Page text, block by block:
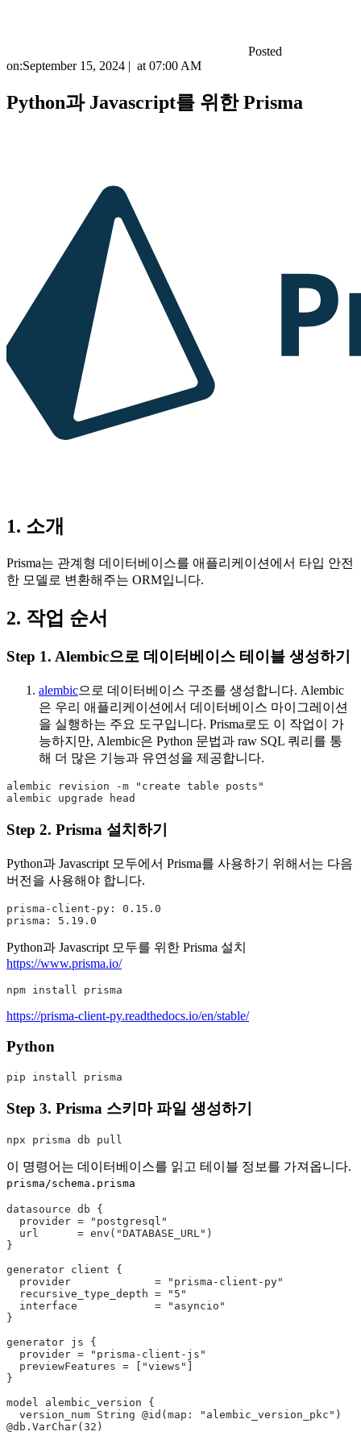
Posted
on:September 15, 2024 | at 07:00 AM
Python과 Javascript를 위한 Prisma
1. 소개
Prisma는 관계형 데이터베이스를 애플리케이션에서 타입 안전
한 모델로 변환해주는 ORM입니다.
2. 작업 순서
Step 1. Alembic으로 데이터베이스 테이블 생성하기
alembic으로 데이터베이스 구조를 생성합니다. Alembic
은 우리 애플리케이션에서 데이터베이스 마이그레이션
을 실행하는 주요 도구입니다. Prisma로도 이 작업이 가
능하지만, Alembic은 Python 문법과 raw SQL 쿼리를 통
해 더 많은 기능과 유연성을 제공합니다.
alembic revision -m "create table posts"
alembic upgrade head
Step 2. Prisma 설치하기
Python과 Javascript 모두에서 Prisma를 사용하기 위해서는 다음
버전을 사용해야 합니다.
prisma-client-py: 0.15.0
prisma: 5.19.0
Python과 Javascript 모두를 위한 Prisma 설치
https://www.prisma.io/
npm install prisma
https://prisma-client-py.readthedocs.io/en/stable/
Python
pip install prisma
Step 3. Prisma 스키마 파일 생성하기
npx prisma db pull
이 명령어는 데이터베이스를 읽고 테이블 정보를 가져옵니다.
prisma/schema.prisma
datasource db {
  provider = "postgresql"
  url      = env("DATABASE_URL")
}
generator client {
  provider             = "prisma-client-py"
  recursive_type_depth = "5"
  interface            = "asyncio"
}
generator js {
  provider = "prisma-client-js"
  previewFeatures = ["views"]
}
model alembic_version {
@db.VarChar(32)